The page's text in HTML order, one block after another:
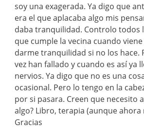
soy una exagerada. Ya digo que
era el que aplacaba algo mis
daba tranquilidad. Controlo todos
que cumple la vecina cuando
darme tranquilidad si no los hace.
vez han fallado y cuando es así ya
nervios. Ya digo que no es una
ocasional. Pero lo tengo en la
por si pasara. Creen que necesito
algo? Libro, terapia (aunque ahora
Gracias